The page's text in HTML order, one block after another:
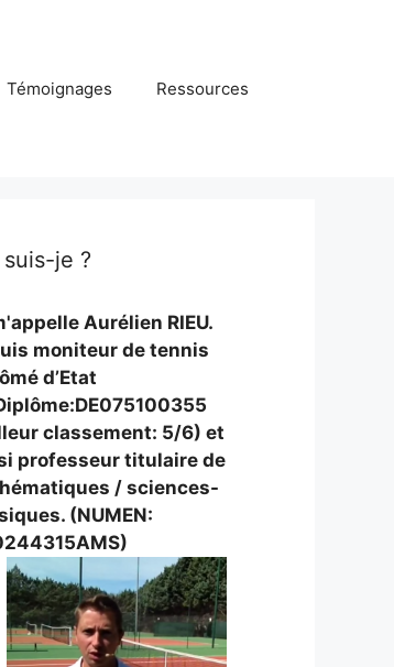
Témoignages Ressources
suis-je ?
Aurélien RIEU.
moniteur de tennis
d’Etat
classement: 5/6) et
professeur titulaire de
/ sciences-
(NUMEN: